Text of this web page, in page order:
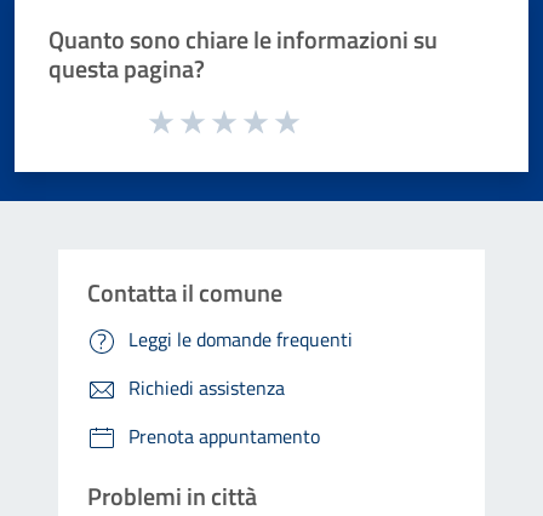
Quanto sono chiare le informazioni su
questa pagina?
Valuta da 1 a 5 stelle la pagina
Contatta il comune
Leggi le domande frequenti
Richiedi assistenza
Prenota appuntamento
Problemi in città